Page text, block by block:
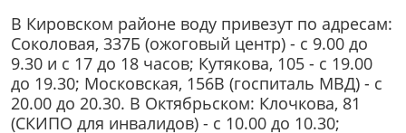
В Кировском районе воду привезут по адресам:
Соколовая, 337Б (ожоговый центр) - с 9.00 до
9.30 и с 17 до 18 часов; Кутякова, 105 - с 19.00
до 19.30; Московская, 156В (госпиталь МВД) - с
20.00 до 20.30. В Октябрьском: Клочкова, 81
(СКИПО для инвалидов) - с 10.00 до 10.30;